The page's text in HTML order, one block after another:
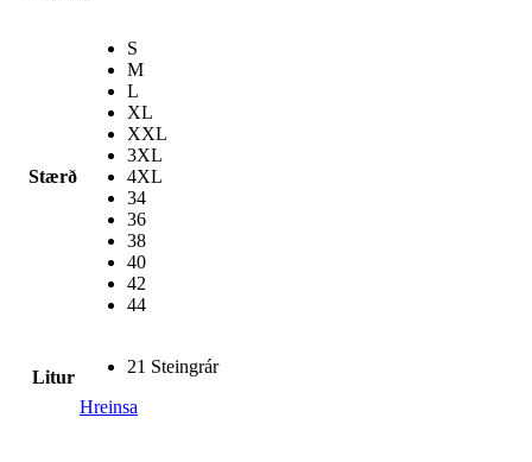
Stærð
S
M
L
XL
XXL
3XL
4XL
34
36
38
40
42
44
Litur
21 Steingrár
Hreinsa